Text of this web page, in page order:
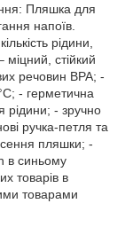
Пляшка для
напоїв.
рідини,
міцний, стійкий
речовин BPA; -
- герметична
рідини; - зручно
ручка-петля та
пляшки; -
в синьому
товарів в
товарами